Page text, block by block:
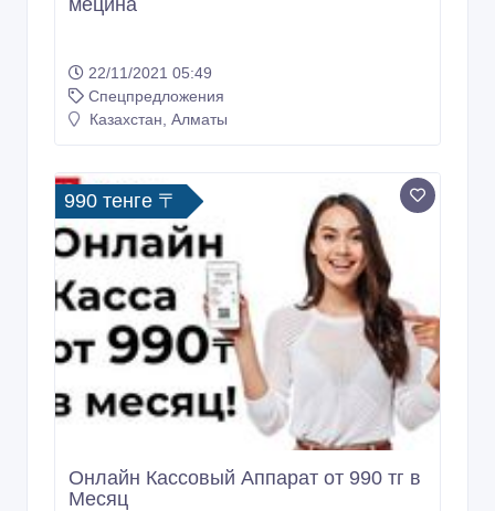
мецина
22/11/2021 05:49
Спецпредложения
Казахстан, Алматы
990 тенге 〒
Онлайн Кассовый Аппарат от 990 тг в
Месяц